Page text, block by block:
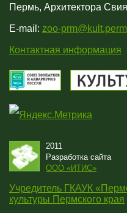
Пермь, Архитектора
E-mail: zoo-
Контактная информация
2011
Разработка сайта
OOO «ИТИС»
Учредитель ГКАУК
культуры Пермского края